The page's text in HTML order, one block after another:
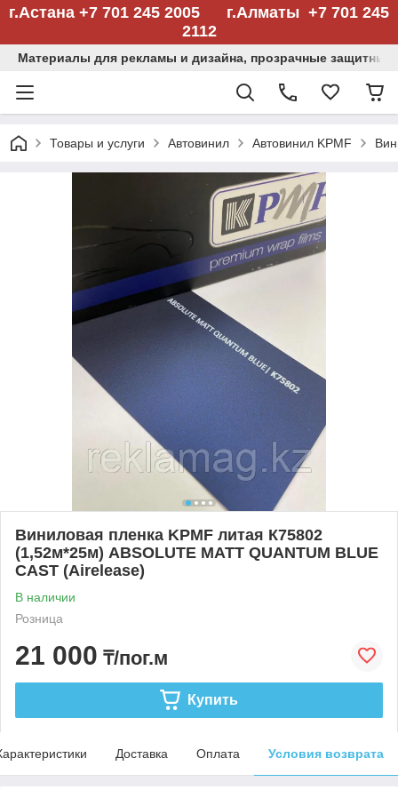
г.Астана +7 701 245 2005 г.Алматы +7 701 245
2112
Материалы для рекламы и дизайна, прозрачные защитные
Товары и услуги Автовинил Автовинил KPMF
Виниловая пленка KPMF литая К75802
(1,52м*25м) ABSOLUTE MATT QUANTUM BLUE
CAST (Airelease)
В наличии
Розница
21 000 ₸/пог.м
Купить
Доставка Оплата Условия возврата